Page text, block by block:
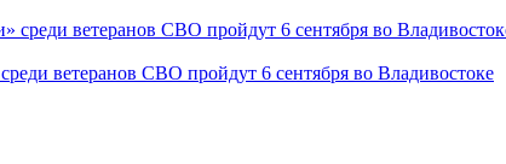
ветеранов СВО пройдут 6 сентября во Владивостоке